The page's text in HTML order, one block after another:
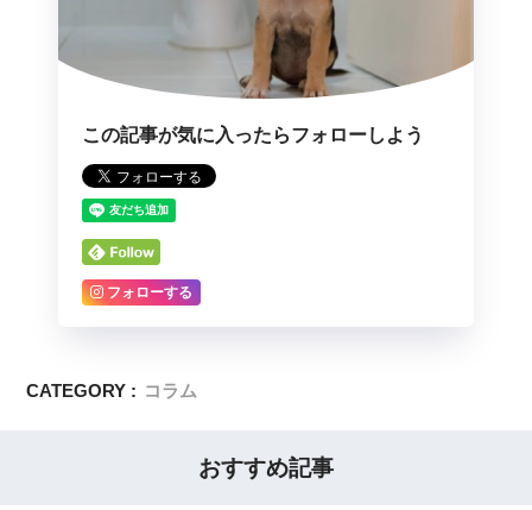
この記事が気に入ったらフォローしよう
フォローする
CATEGORY : コラム
おすすめ記事